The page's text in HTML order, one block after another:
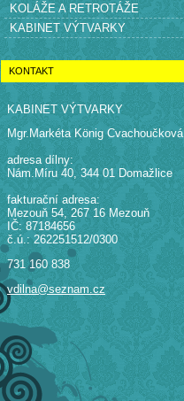
KOLÁŽE A RETROTÁŽE
KABINET VÝTVARKY
KONTAKT
KABINET VÝTVARKY
Mgr.Markéta König Cvachoučková
adresa dílny:
Nám.Míru 40, 344 01 Domažlice
fakturační adresa:
Mezouň 54, 267 16 Mezouň
IČ: 87184656
č.ú.: 262251512/0300
731 160 838
vdilna@seznam.cz